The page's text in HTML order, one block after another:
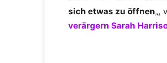
sich etwas zu öffnen„,
verärgern Sarah